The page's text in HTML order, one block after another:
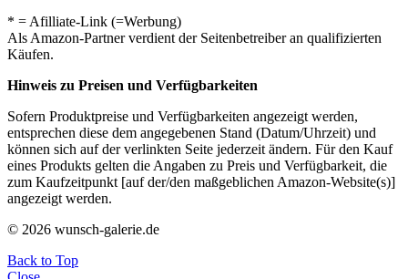
* = Afilliate-Link (=Werbung)
Als Amazon-Partner verdient der Seitenbetreiber an qualifizierten
Käufen.
Hinweis zu Preisen und Verfügbarkeiten
Sofern Produktpreise und Verfügbarkeiten angezeigt werden,
entsprechen diese dem angegebenen Stand (Datum/Uhrzeit) und
können sich auf der verlinkten Seite jederzeit ändern. Für den Kauf
eines Produkts gelten die Angaben zu Preis und Verfügbarkeit, die
zum Kaufzeitpunkt [auf der/den maßgeblichen Amazon-Website(s)]
angezeigt werden.
© 2026 wunsch-galerie.de
Back to Top